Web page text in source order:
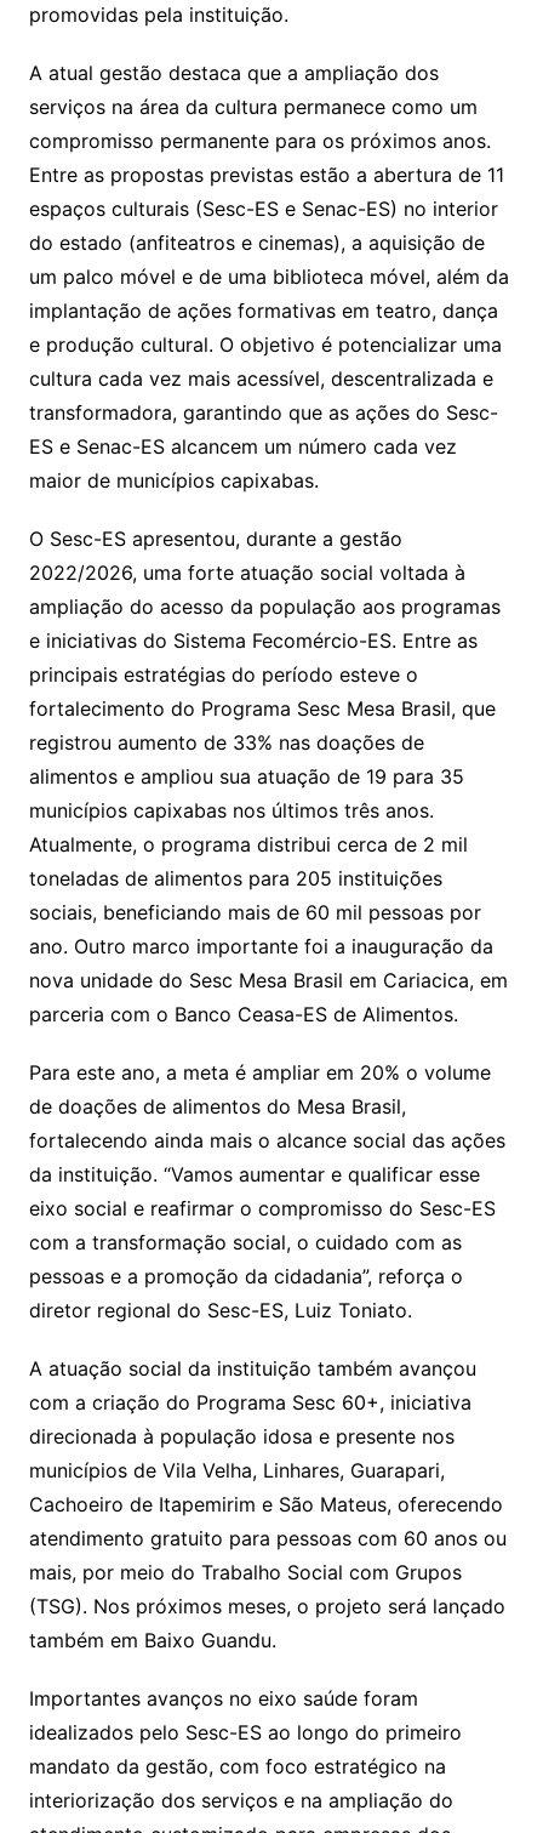
promovidas pela instituição.
A atual gestão destaca que a ampliação dos
serviços na área da cultura permanece como um
compromisso permanente para os próximos anos.
Entre as propostas previstas estão a abertura de 11
espaços culturais (Sesc-ES e Senac-ES) no interior
do estado (anfiteatros e cinemas), a aquisição de
um palco móvel e de uma biblioteca móvel, além da
implantação de ações formativas em teatro, dança
e produção cultural. O objetivo é potencializar uma
cultura cada vez mais acessível, descentralizada e
transformadora, garantindo que as ações do Sesc-
ES e Senac-ES alcancem um número cada vez
maior de municípios capixabas.
O Sesc-ES apresentou, durante a gestão
2022/2026, uma forte atuação social voltada à
ampliação do acesso da população aos programas
e iniciativas do Sistema Fecomércio-ES. Entre as
principais estratégias do período esteve o
fortalecimento do Programa Sesc Mesa Brasil, que
registrou aumento de 33% nas doações de
alimentos e ampliou sua atuação de 19 para 35
municípios capixabas nos últimos três anos.
Atualmente, o programa distribui cerca de 2 mil
toneladas de alimentos para 205 instituições
sociais, beneficiando mais de 60 mil pessoas por
ano. Outro marco importante foi a inauguração da
nova unidade do Sesc Mesa Brasil em Cariacica, em
parceria com o Banco Ceasa-ES de Alimentos.
Para este ano, a meta é ampliar em 20% o volume
de doações de alimentos do Mesa Brasil,
fortalecendo ainda mais o alcance social das ações
da instituição. “Vamos aumentar e qualificar esse
eixo social e reafirmar o compromisso do Sesc-ES
com a transformação social, o cuidado com as
pessoas e a promoção da cidadania”, reforça o
diretor regional do Sesc-ES, Luiz Toniato.
A atuação social da instituição também avançou
com a criação do Programa Sesc 60+, iniciativa
direcionada à população idosa e presente nos
municípios de Vila Velha, Linhares, Guarapari,
Cachoeiro de Itapemirim e São Mateus, oferecendo
atendimento gratuito para pessoas com 60 anos ou
mais, por meio do Trabalho Social com Grupos
(TSG). Nos próximos meses, o projeto será lançado
também em Baixo Guandu.
Importantes avanços no eixo saúde foram
idealizados pelo Sesc-ES ao longo do primeiro
mandato da gestão, com foco estratégico na
interiorização dos serviços e na ampliação do